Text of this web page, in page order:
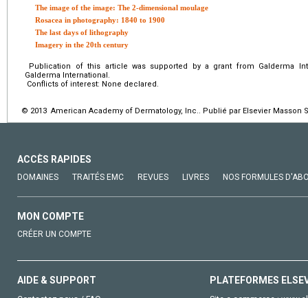
The image of the image: The 2-dimensional moulage
Rosacea in photography: 1840 to 1900
The last days of lithography
Imagery in the 20th century
Publication of this article was supported by a grant from Galderma
Galderma International.
Conflicts of interest: None declared.
© 2013 American Academy of Dermatology, Inc.. Publié par Elsevier Masson
ACCÈS RAPIDES
DOMAINES TRAITÉS EMC REVUES LIVRES NOS FORMULES
MON COMPTE
CRÉER UN COMPTE
AIDE & SUPPORT PLATEFORMES